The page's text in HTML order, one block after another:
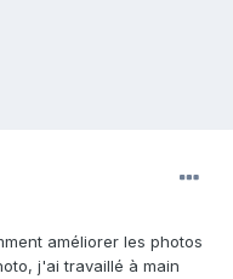
améliorer les photos
j'ai travaillé à main